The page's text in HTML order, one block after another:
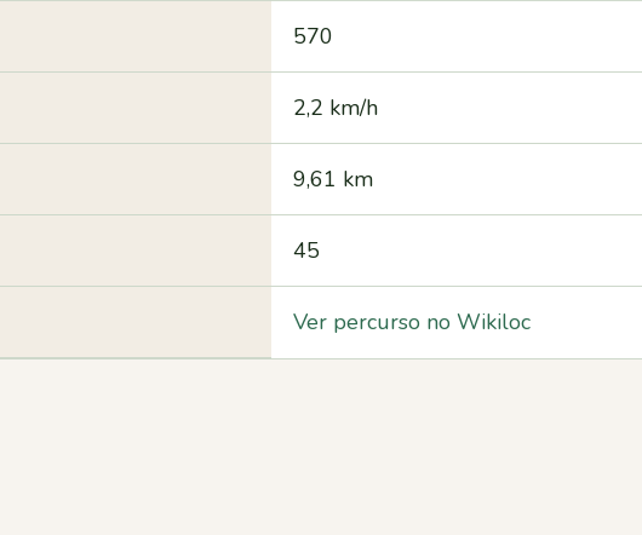
570
2,2 km/h
9,61 km
45
Ver percurso no Wikiloc